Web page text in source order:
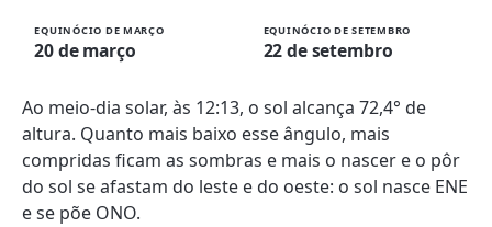
EQUINÓCIO DE MARÇO
20 de março
EQUINÓCIO DE SETEMBRO
22 de setembro
Ao meio-dia solar, às 12:13, o sol alcança 72,4° de
altura. Quanto mais baixo esse ângulo, mais
compridas ficam as sombras e mais o nascer e o pôr
do sol se afastam do leste e do oeste: o sol nasce ENE
e se põe ONO.